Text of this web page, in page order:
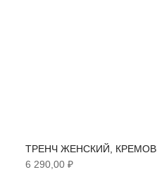
ТРЕНЧ ЖЕНСКИЙ,
6 290,00 ₽